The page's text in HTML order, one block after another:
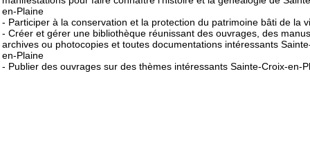
en-Plaine
- Participer à la conservation et la protection du patrimoine bâti de la
- Créer et gérer une bibliothèque réunissant des ouvrages, des
archives ou photocopies et toutes documentations intéressants
en-Plaine
- Publier des ouvrages sur des thèmes intéressants Sainte-Croix-en-